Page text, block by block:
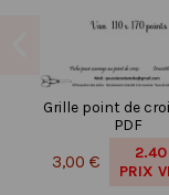
Grille point de
PDF
3,00 €
PRIX